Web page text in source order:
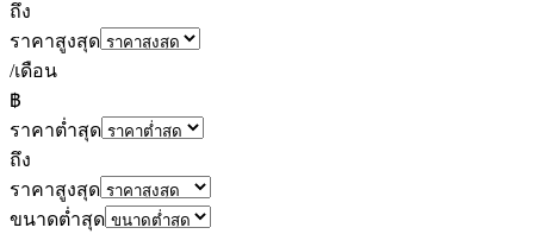
ถึง
ราคาสูงสุด
/เดือน
฿
ราคาต่ำสุด
ถึง
ราคาสูงสุด
ขนาดต่ำสุด